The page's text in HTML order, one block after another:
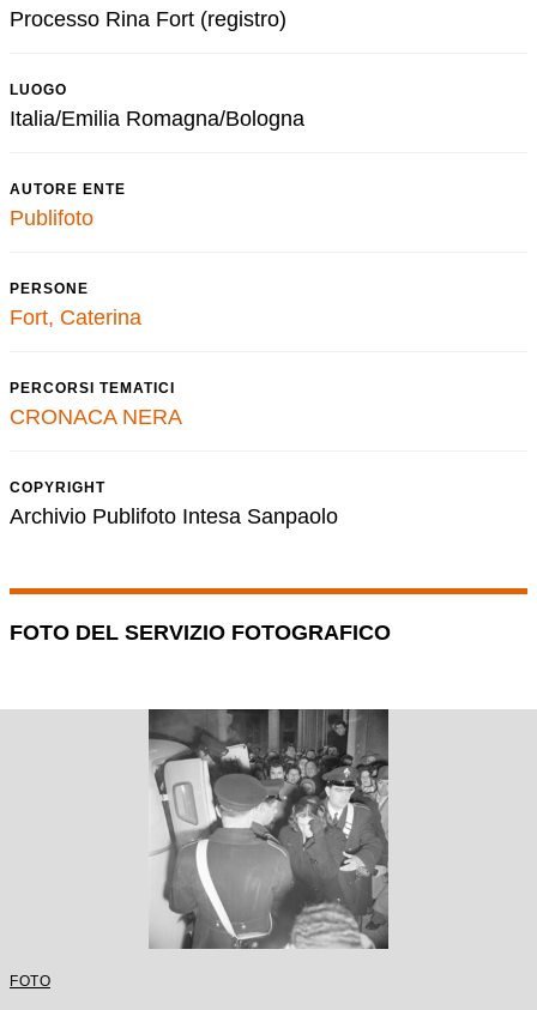
Processo Rina Fort (registro)
LUOGO
Italia/Emilia Romagna/Bologna
AUTORE ENTE
Publifoto
PERSONE
Fort, Caterina
PERCORSI TEMATICI
CRONACA NERA
COPYRIGHT
Archivio Publifoto Intesa Sanpaolo
FOTO DEL SERVIZIO FOTOGRAFICO
FOTO